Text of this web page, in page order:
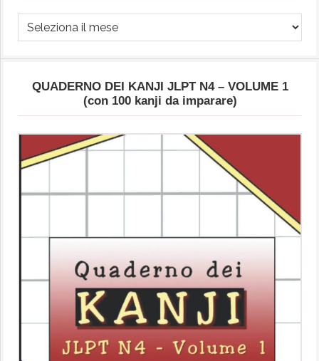
Archivio
Articoli
QUADERNO DEI KANJI JLPT N4 – VOLUME 1
(con 100 kanji da imparare)